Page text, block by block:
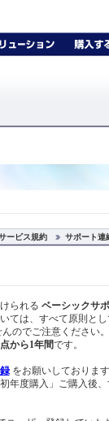
ービス規約 サポート連
られる ベーシックサ
ては、すべて原則と
のでご注意ください
から1年間です。
をお願いしておりま
年度購入」ご購入後